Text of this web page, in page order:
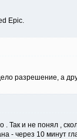
Epic.
разрешение, а
. Так и не понял ,
- через 10 минут